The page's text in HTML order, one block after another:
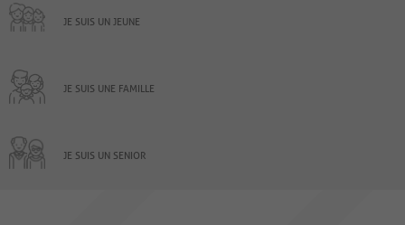
JE SUIS UN JEUNE
JE SUIS UNE FAMILLE
JE SUIS UN SENIOR